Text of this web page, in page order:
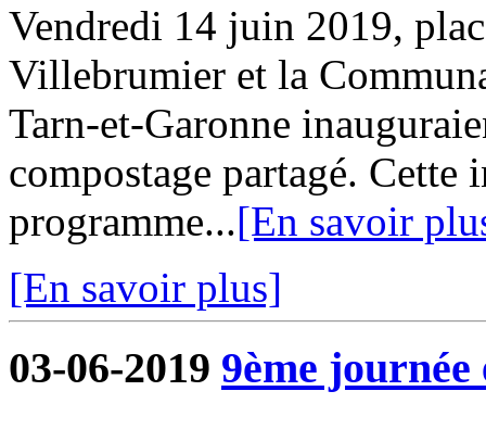
Vendredi 14 juin 2019,
Villebrumier et la
Tarn-et-Garonne
compostage partagé.
programme...[En savoir
[En savoir plus]
03-06-2019 9ème